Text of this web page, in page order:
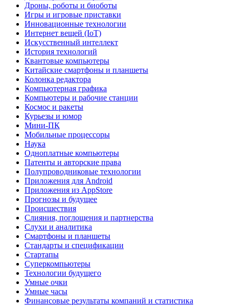
Дроны, роботы и биоботы
Игры и игровые приставки
Инновационные технологии
Интернет вещей (IoT)
Искусственный интеллект
История технологий
Квантовые компьютеры
Китайские смартфоны и планшеты
Колонка редактора
Компьютерная графика
Компьютеры и рабочие станции
Космос и ракеты
Курьезы и юмор
Мини-ПК
Мобильные процессоры
Наука
Одноплатные компьютеры
Патенты и авторские права
Полупроводниковые технологии
Приложения для Android
Приложения из AppStore
Прогнозы и будущее
Происшествия
Слияния, поглощения и партнерства
Слухи и аналитика
Смартфоны и планшеты
Стандарты и спецификации
Стартапы
Суперкомпьютеры
Технологии будущего
Умные очки
Умные часы
Финансовые результаты компаний и статистика